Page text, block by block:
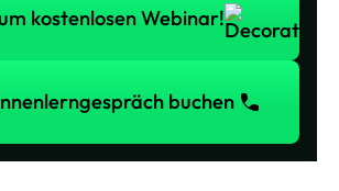
kostenlosen Webinar!
buchen
buchen